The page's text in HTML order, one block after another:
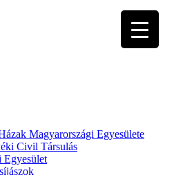
Magyarországi Egyesülete
Civil Társulás
Egyesület